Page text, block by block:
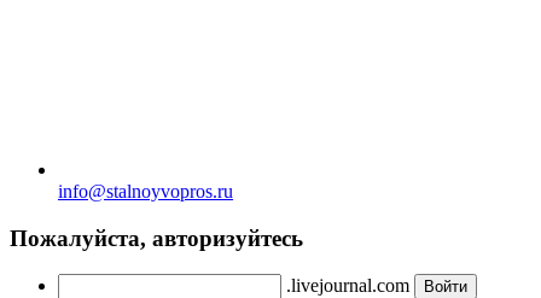
info@stalnoyvopros.ru
Пожалуйста, авторизуйтесь
.livejournal.com